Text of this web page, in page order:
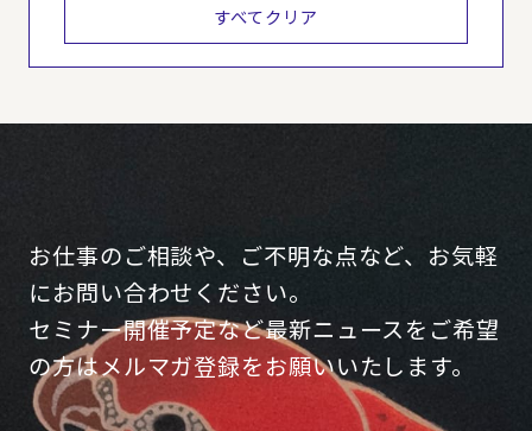
すべてクリア
お仕事のご相談や、ご不明な点など、お気軽
にお問い合わせください。
セミナー開催予定など最新ニュースをご希望
の方はメルマガ登録をお願いいたします。